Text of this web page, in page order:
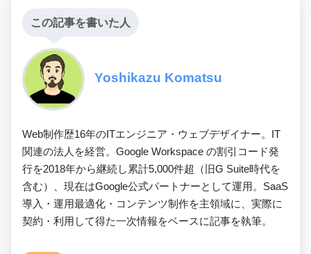
この記事を書いた人
Yoshikazu Komatsu
Web制作歴16年のITエンジニア・ウェブデザイナー。IT
関連の法人を経営。Google Workspace の割引コード発
行を2018年から継続し累計5,000件超（旧G Suite時代を
含む）、現在はGoogle公式パートナーとして運用。SaaS
導入・運用最適化・コンテンツ制作を主領域に、実際に
契約・利用して得た一次情報をベースに記事を執筆。